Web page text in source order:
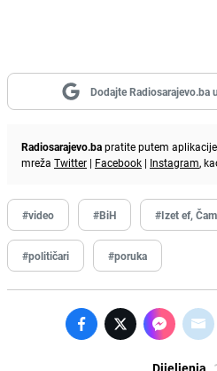
Dodajte Radiosarajevo.ba
Radiosarajevo.bapratite putem
mreža Twitter | Facebook | Instagram,
#video #BiH #Izet ef,
#političari #poruka